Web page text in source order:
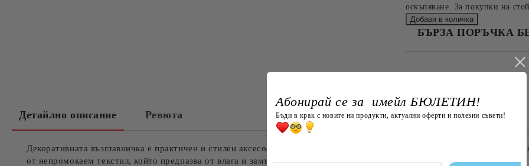
оскъпяване. За покупки на
БЪРЗА ПОРЪЧКА
САМО ПОПЪЛНЕТЕ 4 ПОЛЕТА
Съгласен съм с
Детайлно описание Ревюта
Декоративната възглавничка е практичен и стилен аксесоар, който съчетава удобство и оригинален дизайн. Тя има
от непромокаем текстил, който предпазва от влага и замърсявания, а другата е от мек и приятен на допир плюш,
Абонирай се за имейл БЮЛЕТИН!
Бъди в крак с новите ни продукти, актуални оферти и полезни съвети!